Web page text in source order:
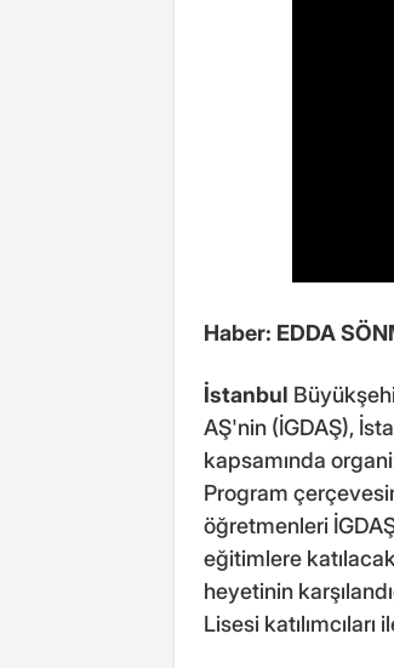
Haber: EDDA
İstanbul
AŞ'nin (İGDAŞ),
kapsamında
Program
öğretmenleri
eğitimlere
heyetinin
Lisesi